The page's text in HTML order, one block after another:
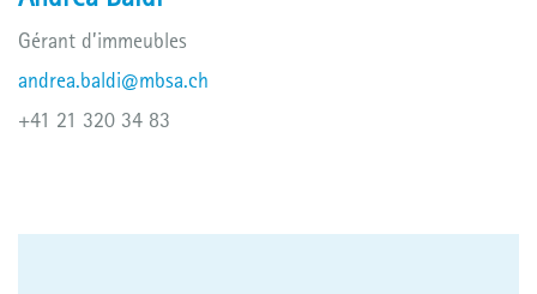
Gérant d’immeubles
andrea.baldi@mbsa.ch
+41 21 320 34 83